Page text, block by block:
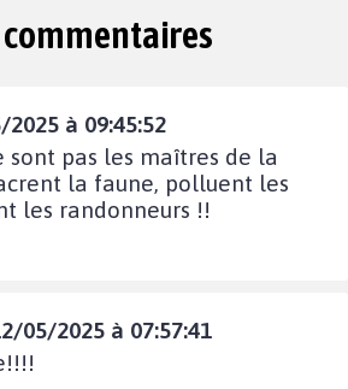
commentaires
à 09:45:52
sont pas les maîtres de la
la faune, polluent les
les randonneurs !!
05/2025 à 07:57:41